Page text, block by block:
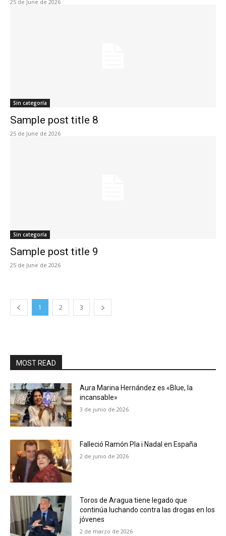
25 de June de 2026
Sin categoría
Sample post title 8
25 de June de 2026
Sin categoría
Sample post title 9
25 de June de 2026
1 2 3
MOST READ
Aura Marina Hernández es «Blue, la
incansable»
3 de junio de 2026
Falleció Ramón Pla i Nadal en España
2 de junio de 2026
Toros de Aragua tiene legado que
continúa luchando contra las drogas en los
jóvenes
2 de marzo de 2026